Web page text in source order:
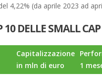
4,22% (da aprile 2023 ad
10 DELLE SMALL
Capitalizzazione
in mln di euro
1